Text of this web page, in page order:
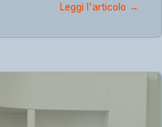
Leggi l'articolo →